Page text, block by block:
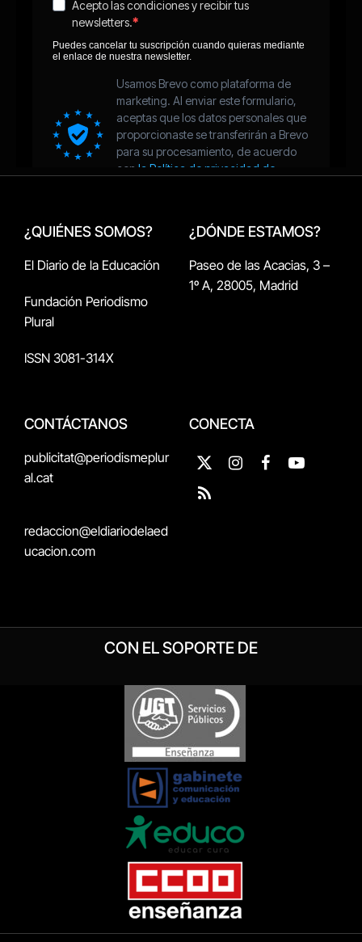
¿QUIÉNES SOMOS?
El Diario de la Educación
Fundación Periodismo
Plural
ISSN 3081-314X
¿DÓNDE ESTAMOS?
Paseo de las Acacias, 3 –
1º A, 28005, Madrid
CONTÁCTANOS
publicitat@periodismeplur
al.cat
redaccion@eldiariodelaed
ucacion.com
CONECTA
X
(Twitter)
InstagramFacebookYouTube
RSS
CON EL SOPORTE DE